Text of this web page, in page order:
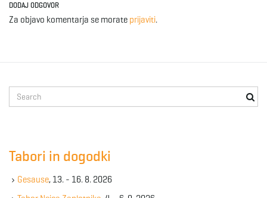
DODAJ ODGOVOR
Za objavo komentarja se morate prijaviti.
e
e
Tabori in dogodki
Gesause, 13. - 16. 8. 2026